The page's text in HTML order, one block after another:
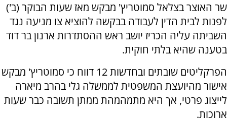
שר האוצר בצלאל סמוטריץ' מבקש מאז שעות הבוקר (ב')
לפנות לבית הדין לעבודה בבקשה להוציא צו מניעה נגד
השביתה עליה הכריז יושב ראש ההסתדרות ארנון בר דוד
בטענה שהיא בלתי חוקית.
הפרקליטים שובתים ובחדשות 12 דווח כי סמוטריץ' מבקש
אישור מהיועצת המשפטית לממשלה גלי בהרב מיארה
לייצוג פרטי, אך היא מתמהמהת ממתן תשובה כבר שעות
ארוכות.